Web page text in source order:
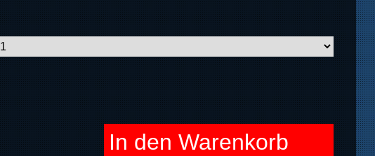
In den Warenkorb